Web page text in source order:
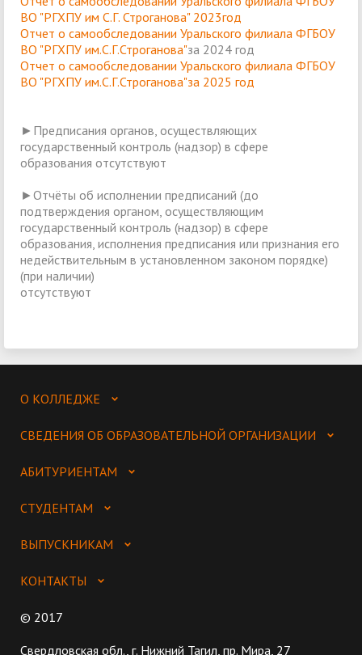
ВО "РГХПУ им С.Г. Строганова" 2023год
Отчет о самообследовании Уральского филиала ФГБОУ
ВО "РГХПУ им.С.Г.Строганова"за 2024 год
Отчет о самообследовании Уральского филиала ФГБОУ
ВО "РГХПУ им.С.Г.Строганова"за 2025 год
►Предписания органов, осуществляющих
государственный контроль (надзор) в сфере
образования отсутствуют
►Отчёты об исполнении предписаний (до
подтверждения органом, осуществляющим
государственный контроль (надзор) в сфере
образования, исполнения предписания или признания его
недействительным в установленном законом порядке)
(при наличии)
отсутствуют
О КОЛЛЕДЖЕ
СВЕДЕНИЯ ОБ ОБРАЗОВАТЕЛЬНОЙ ОРГАНИЗАЦИИ
АБИТУРИЕНТАМ
СТУДЕНТАМ
ВЫПУСКНИКАМ
КОНТАКТЫ
© 2017
Свердловская обл., г. Нижний Тагил, пр. Мира, 27